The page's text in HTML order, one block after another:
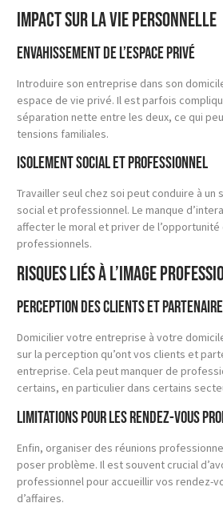
Impact sur la vie personnelle
Envahissement de l’espace privé
Introduire son entreprise dans son
espace de vie privé. Il est parfois
séparation nette entre les deux, ce qui
tensions familiales.
Isolement social et professionnel
Travailler seul chez soi peut conduire à un
social et professionnel. Le manque
affecter le moral et priver de
professionnels.
Risques liés à l’image
Perception des clients et
Domicilier votre entreprise à votre
sur la perception qu’ont vos clients et
entreprise. Cela peut manquer de
certains, en particulier dans certains
Limitations pour les rendez-vous
Enfin, organiser des réunions
poser problème. Il est souvent crucial
professionnel pour accueillir vos rendez-
d’affaires.